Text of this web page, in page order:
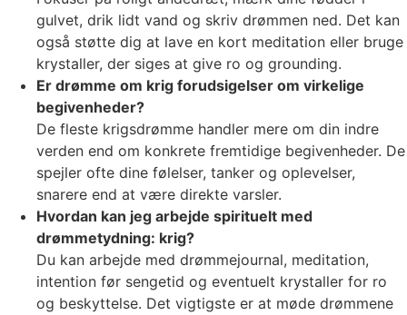
gulvet, drik lidt vand og skriv drømmen ned. Det kan
også støtte dig at lave en kort meditation eller bruge
krystaller, der siges at give ro og grounding.
Er drømme om krig forudsigelser om virkelige
begivenheder?
De fleste krigsdrømme handler mere om din indre
verden end om konkrete fremtidige begivenheder. De
spejler ofte dine følelser, tanker og oplevelser,
snarere end at være direkte varsler.
Hvordan kan jeg arbejde spirituelt med
drømmetydning: krig?
Du kan arbejde med drømmejournal, meditation,
intention før sengetid og eventuelt krystaller for ro
og beskyttelse. Det vigtigste er at møde drømmene